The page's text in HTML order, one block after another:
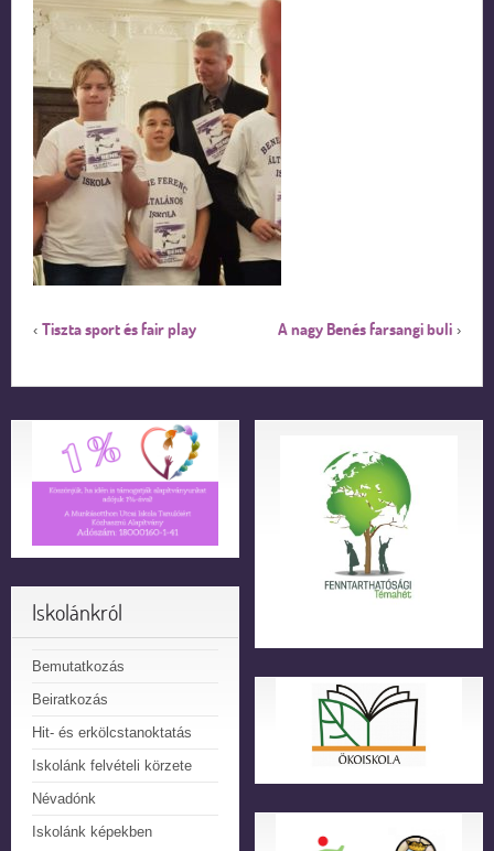
‹ Tiszta sport és fair play A nagy Benés farsangi buli ›
Iskolánkról
Bemutatkozás
Beiratkozás
Hit- és erkölcstanoktatás
Iskolánk felvételi körzete
Névadónk
Iskolánk képekben